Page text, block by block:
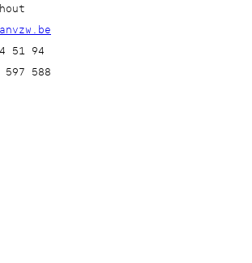
51 94
597 588